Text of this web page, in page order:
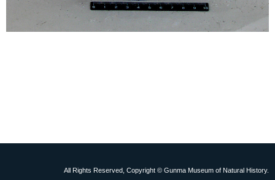
All Rights Reserved, Copyright © Gunma Museum of Natural History.